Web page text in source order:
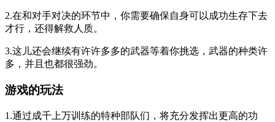
2.在和对手对决的环节中，你需要确保自身可以成功生存下去
才行，还得解救人质。
3.这儿还会继续有许许多多的武器等着你挑选，武器的种类许
多，并且也都很强劲。
游戏的玩法
1.通过成千上万训练的特种部队们，将充分发挥出更高的功